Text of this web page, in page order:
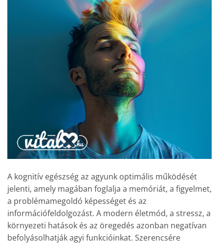
A kognitív egészség az agyunk optimális működését
jelenti, amely magában foglalja a memóriát, a figyelmet,
a problémamegoldó képességet és az
információfeldolgozást. A modern életmód, a stressz, a
környezeti hatások és az öregedés azonban negatívan
befolyásolhatják agyi funkcióinkat. Szerencsére